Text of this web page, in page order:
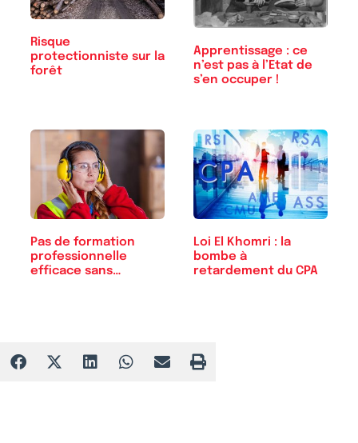
Risque
protectionniste sur la
forêt
Apprentissage : ce
n’est pas à l’Etat de
s’en occuper !
Pas de formation
professionnelle
efficace sans…
Loi El Khomri : la
bombe à
retardement du CPA